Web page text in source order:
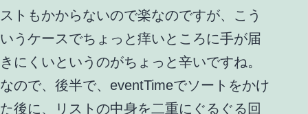
ストもかからないので楽なのですが、こう
いうケースでちょっと痒いところに手が届
きにくいというのがちょっと辛いですね。
なので、後半で、eventTimeでソートをかけ
た後に、リストの中身を二重にぐるぐる回